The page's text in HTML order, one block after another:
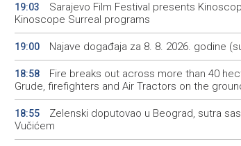
19:03
Sarajevo Film Festival presents
Kinoscope Surreal programs
19:00 Najave događaja za 8. 8. 2026. godine
18:58
Fire breaks out across more than 40
Grude, firefighters and Air Tractors on the
18:55
Zelenski doputovao u Beograd, sutra
Vučićem